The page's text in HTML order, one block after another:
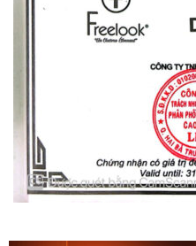
Orient Nam RA-